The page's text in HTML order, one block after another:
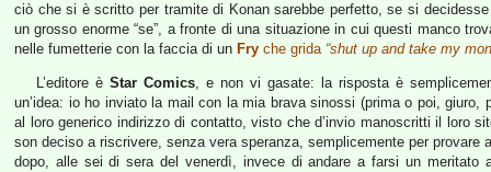
ciò che si è scritto per tramite di Konan sarebbe perfetto, se si
un grosso enorme “se”, a fronte di una situazione in cui questi manco
nelle fumetterie con la faccia di un Fry che grida “shut up and take my
L’editore è Star Comics, e non vi gasate: la risposta è
un’idea: io ho inviato la mail con la mia brava sinossi (prima o poi,
al loro generico indirizzo di contatto, visto che d’invio manoscritti il loro
son deciso a riscrivere, senza vera speranza, semplicemente per
dopo, alle sei di sera del venerdì, invece di andare a farsi un meritato